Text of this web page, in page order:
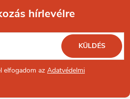
hírlevélre
elfogadom az Adatvédelmi
KÜLDÉS